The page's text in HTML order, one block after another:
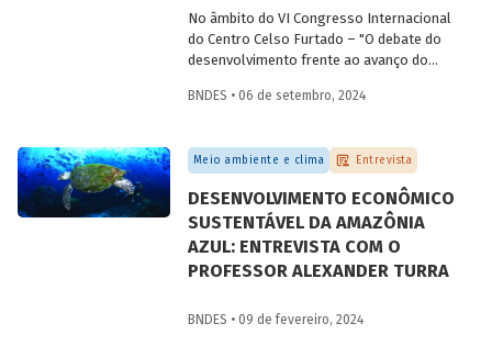
No âmbito do VI Congresso Internacional
do Centro Celso Furtado – "O debate do
desenvolvimento frente ao avanço do
professor André Tosi Furtado, doutor pela
Sorbonne) e professor titular da Unicamp,
sobre estratégias nacionais de transição
BNDES • 06 de setembro, 2024
Meio ambiente e clima Entrevista
DESENVOLVIMENTO ECONÔMICO
SUSTENTÁVEL DA AMAZÔNIA
AZUL: ENTREVISTA COM O
PROFESSOR ALEXANDER TURRA
BNDES • 09 de fevereiro, 2024